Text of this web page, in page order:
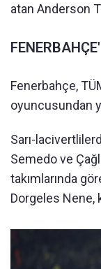
atan Anderson
Fenerbahçe,
oyuncusundan
Sarı-
Semedo ve
takımlarında
Dorgeles Nene,